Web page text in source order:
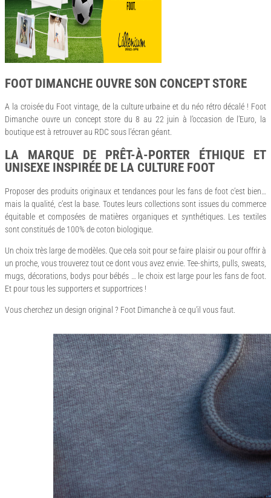
FOOT DIMANCHE OUVRE SON CONCEPT STORE
A la croisée du Foot vintage, de la culture urbaine et du néo rétro décalé ! Foot
Dimanche ouvre un concept store du 8 au 22 juin à l’occasion de l’Euro, la
boutique est à retrouver au RDC sous l’écran géant.
LA MARQUE DE PRÊT-À-PORTER ÉTHIQUE ET
UNISEXE INSPIRÉE DE LA CULTURE FOOT
Proposer des produits originaux et tendances pour les fans de foot c’est bien…
mais la qualité, c’est la base. Toutes leurs collections sont issues du commerce
équitable et composées de matières organiques et synthétiques. Les textiles
sont constitués de 100% de coton biologique.
Un choix très large de modèles. Que cela soit pour se faire plaisir ou pour offrir à
un proche, vous trouverez tout ce dont vous avez envie. Tee-shirts, pulls, sweats,
mugs, décorations, bodys pour bébés … le choix est large pour les fans de foot.
Et pour tous les supporters et supportrices !
Vous cherchez un design original ? Foot Dimanche à ce qu’il vous faut.